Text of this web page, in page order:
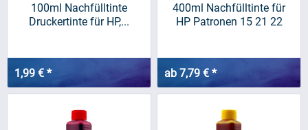
100ml Nachfülltinte
Druckertinte für HP,...
1,99 € *
400ml Nachfülltinte für
HP Patronen 15 21 22
ab 7,79 € *